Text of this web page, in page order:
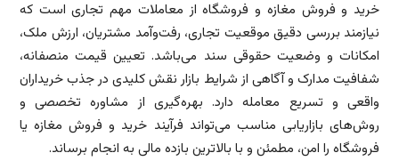
خرید و فروش مغازه و فروشگاه از معاملات مهم تجاری است که
نیازمند بررسی دقیق موقعیت تجاری، رفت‌وآمد مشتریان، ارزش ملک،
امکانات و وضعیت حقوقی سند می‌باشد. تعیین قیمت منصفانه،
شفافیت مدارک و آگاهی از شرایط بازار نقش کلیدی در جذب خریداران
واقعی و تسریع معامله دارد. بهره‌گیری از مشاوره تخصصی و
روش‌های بازاریابی مناسب می‌تواند فرآیند خرید و فروش مغازه یا
فروشگاه را امن، مطمئن و با بالاترین بازده مالی به انجام برساند.